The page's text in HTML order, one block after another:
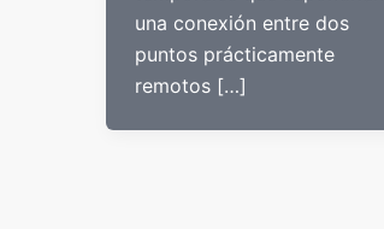
una conexión entre dos
puntos prácticamente
remotos […]